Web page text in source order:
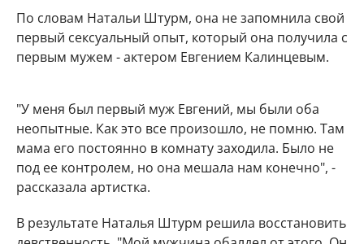
По словам Натальи Штурм, она не запомнила свой
первый сексуальный опыт, который она получила с
первым мужем - актером Евгением Калинцевым.
"У меня был первый муж Евгений, мы были оба
неопытные. Как это все произошло, не помню. Там
мама его постоянно в комнату заходила. Было не
под ее контролем, но она мешала нам конечно", -
рассказала артистка.
В результате Наталья Штурм решила восстановить